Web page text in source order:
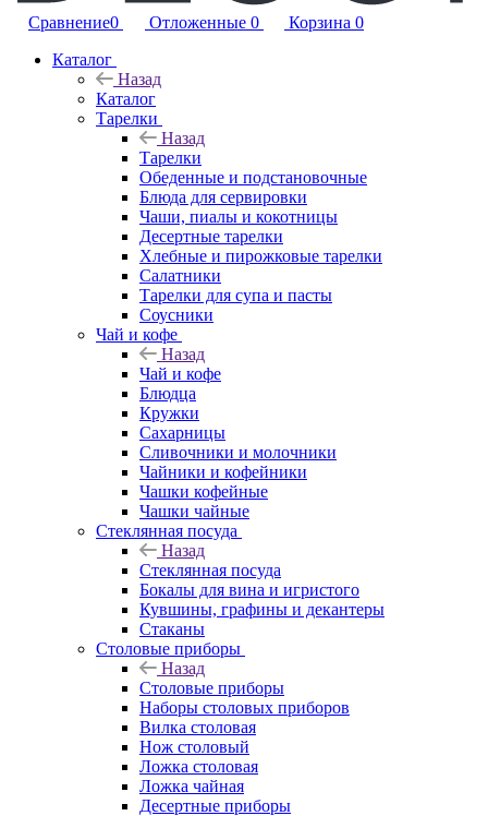
Сравнение0 Отложенные 0 Корзина 0
Каталог
Назад
Каталог
Тарелки
Назад
Тарелки
Обеденные и подстановочные
Блюда для сервировки
Чаши, пиалы и кокотницы
Десертные тарелки
Хлебные и пирожковые тарелки
Салатники
Тарелки для супа и пасты
Соусники
Чай и кофе
Назад
Чай и кофе
Блюдца
Кружки
Сахарницы
Сливочники и молочники
Чайники и кофейники
Чашки кофейные
Чашки чайные
Стеклянная посуда
Назад
Стеклянная посуда
Бокалы для вина и игристого
Кувшины, графины и декантеры
Стаканы
Столовые приборы
Назад
Столовые приборы
Наборы столовых приборов
Вилка столовая
Нож столовый
Ложка столовая
Ложка чайная
Десертные приборы